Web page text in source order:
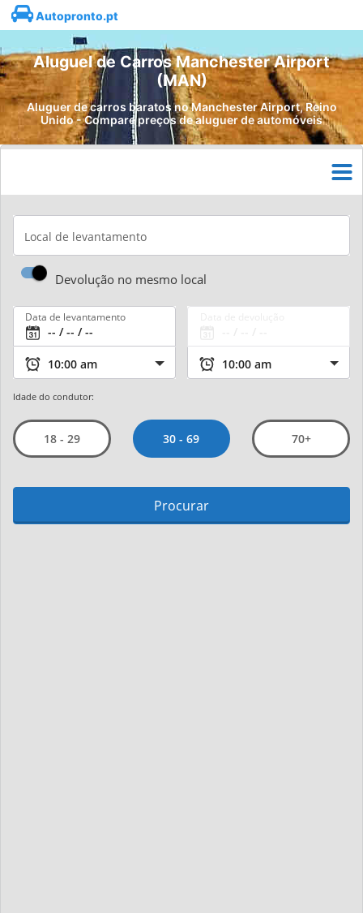
Autopronto.pt
Aluguel de Carros Manchester Airport
(MAN)
Aluguer de carros baratos no Manchester Airport, Reino
Unido - Compare preços de aluguer de automóveis
Local de levantamento
Devolução no mesmo local
Data de levantamento
Idade do condutor:
18 - 29 30 - 69 70+
Procurar